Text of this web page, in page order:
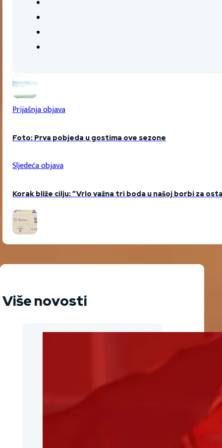
Prijašnja objava
Foto: Prva pobjeda u gostima ove sezone
Sljedeća objava
Korak bliže cilju: “Vrlo važna tri boda u našoj borbi za
Više novosti